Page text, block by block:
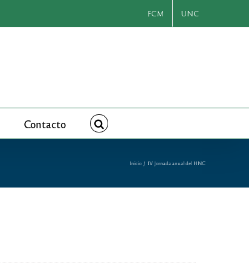
FCM UNC
Contacto
Inicio IV Jornada anual del HNC